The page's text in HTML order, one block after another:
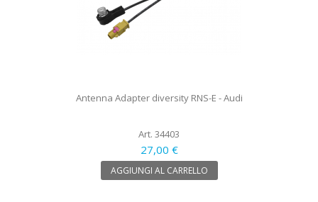
Antenna Adapter diversity RNS-E - Audi
Art. 34403
27,00 €
AGGIUNGI AL CARRELLO